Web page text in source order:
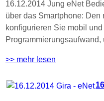
16.12.2014 Jung eNet
über das Smartphone:
konfigurieren Sie mobil
Programmierungsaufwand,
>> mehr lesen